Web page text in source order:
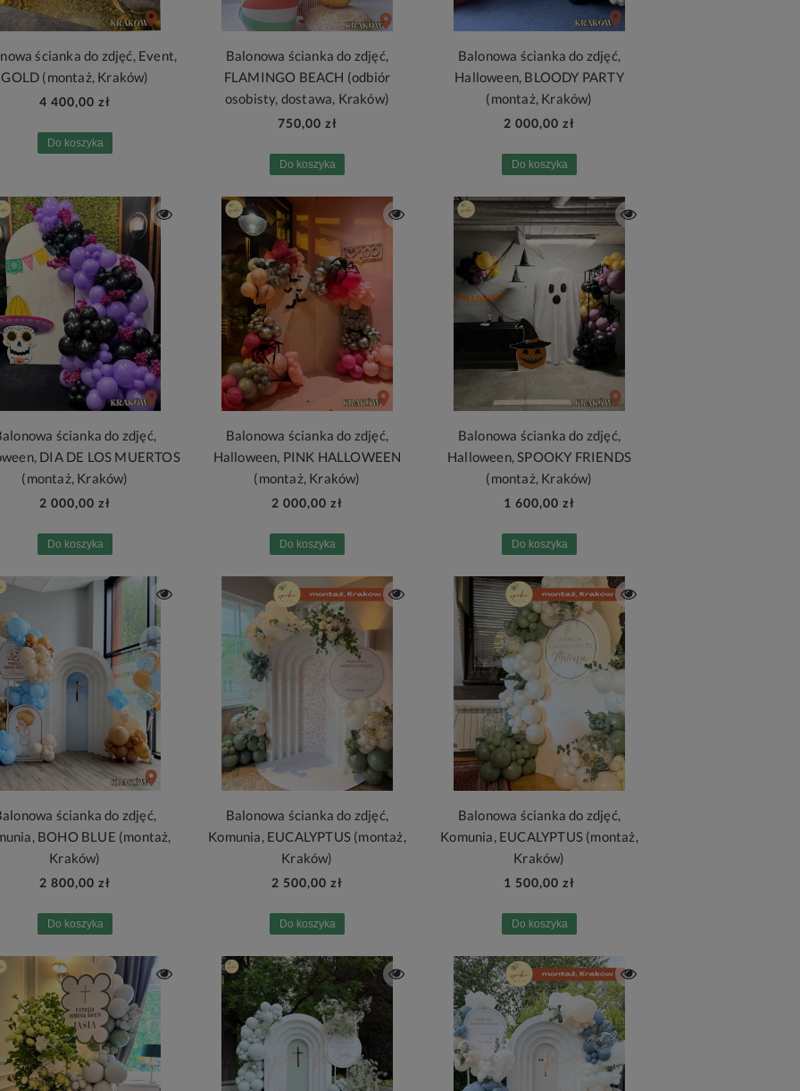
ścianka do zdjęć, Event,
GOLD (montaż, Kraków)
4 400,00 zł
Do koszyka
Balonowa ścianka do zdjęć,
FLAMINGO BEACH (odbiór
osobisty, dostawa, Kraków)
750,00 zł
Do koszyka
Balonowa ścianka do zdjęć,
Halloween, BLOODY PARTY
(montaż, Kraków)
2 000,00 zł
Do koszyka
ścianka do zdjęć,
DIA DE LOS MUERTOS
(montaż, Kraków)
2 000,00 zł
Do koszyka
Balonowa ścianka do zdjęć,
Halloween, PINK HALLOWEEN
(montaż, Kraków)
2 000,00 zł
Do koszyka
Balonowa ścianka do zdjęć,
Halloween, SPOOKY FRIENDS
(montaż, Kraków)
1 600,00 zł
Do koszyka
ścianka do zdjęć,
BOHO BLUE (montaż,
Kraków)
2 800,00 zł
Do koszyka
Balonowa ścianka do zdjęć,
Komunia, EUCALYPTUS (montaż,
Kraków)
2 500,00 zł
Do koszyka
Balonowa ścianka do zdjęć,
Komunia, EUCALYPTUS (montaż,
Kraków)
1 500,00 zł
Do koszyka